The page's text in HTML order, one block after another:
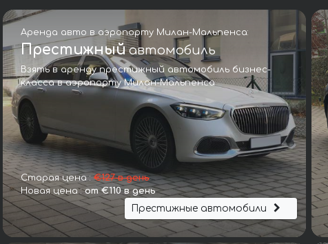
Аренда авто в аэропорту Милан-Мальпенса:
Престижныйавтомобиль
Взять в аренду престижный автомобиль бизнес-
класса в аэропорту Милан-Мальпенса
Старая цена :€127 в день
Новая цена :от €110 в день
Престижные автомобили